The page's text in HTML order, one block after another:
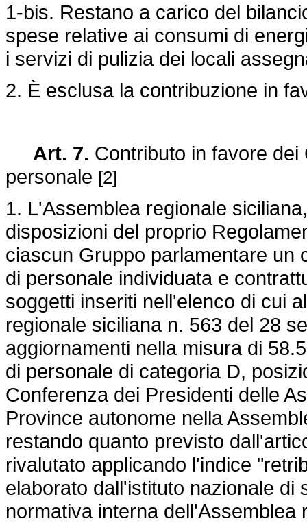
1-bis. Restano a carico del
spese relative ai consumi di
i servizi di pulizia dei locali
2. È esclusa la contribuzione in
Art. 7. Contributo in favore
personale [2]
1. L'Assemblea regionale
disposizioni del proprio
ciascun Gruppo parlamentare un
di personale individuata e
soggetti inseriti nell'elenco di cui
regionale siciliana n. 563 del 28
aggiornamenti nella misura di
di personale di categoria D,
Conferenza dei Presidenti delle
Province autonome nella
restando quanto previsto
rivalutato applicando l'indice
elaborato dall'istituto nazionale di
normativa interna